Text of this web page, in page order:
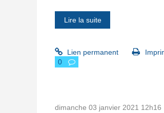
Lire la suite
Lien permanent
0
dimanche 03 janvier 2021 12h16